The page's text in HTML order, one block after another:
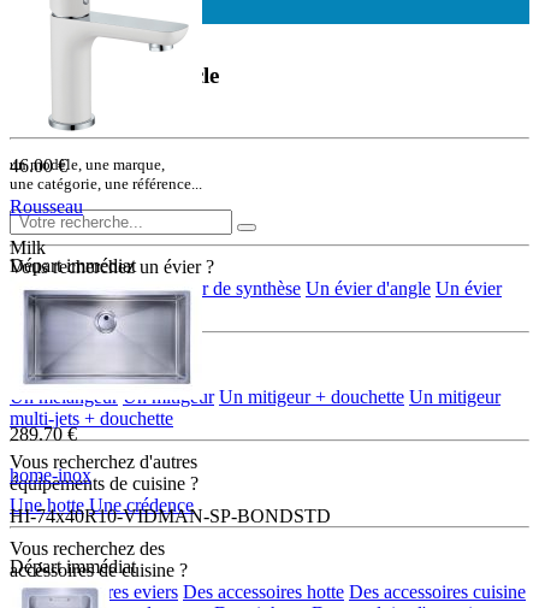
46.00 €
Rousseau
Milk
Départ immédiat
289.70 €
home-inox
HI-74x40R10-VIDMAN-SP-BONDSTD
Départ immédiat
Départ immédiat
Rechercher un article
un modèle, une marque,
une catégorie, une référence...
Vous recherchez un évier ?
Un évier en inox Un évier de synthèse Un évier d'angle Un évier
rond/ovale
une robinetterie ?
Un mélangeur Un mitigeur Un mitigeur + douchette Un mitigeur
multi-jets + douchette
Vous recherchez d'autres
équipements de cuisine ?
Une hotte Une crédence
Vous recherchez des
accéssoires de cuisine ?
Des accessoires eviers Des accessoires hotte Des accessoires cuisine